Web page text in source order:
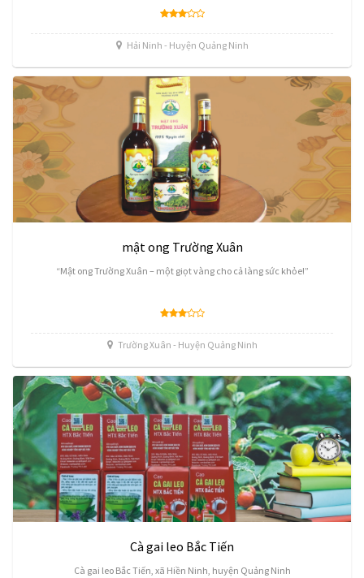
Hải Ninh - Huyện Quảng Ninh
mật ong Trường Xuân
“Mật ong Trường Xuân – một giọt vàng cho cả làng sức khỏe!”
Trường Xuân - Huyện Quảng Ninh
Cà gai leo Bắc Tiến
Cà gai leo Bắc Tiến, xã Hiền Ninh, huyện Quảng Ninh